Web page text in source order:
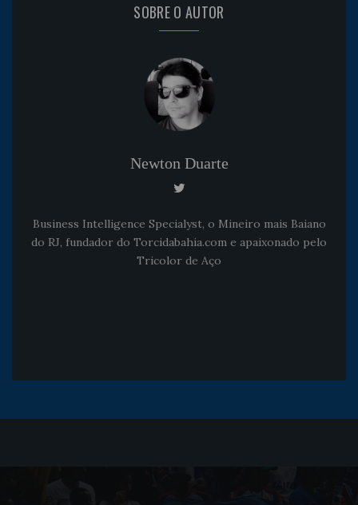
SOBRE O AUTOR
Newton Duarte
Business Intelligence Specialyst, o Mineiro mais Baiano
do RJ, fundador do Torcidabahia.com e apaixonado pelo
Tricolor de Aço